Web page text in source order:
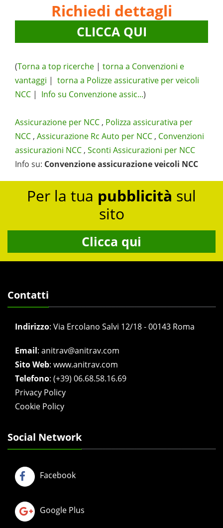
Richiedi dettagli
CLICCA QUI
(Torna a top ricerche | torna a Convenzioni e
vantaggi | torna a Polizze assicurative per veicoli
NCC | Info su Convenzione assic...)
Assicurazione per NCC , Polizza assicurativa per
NCC , Assicurazione Rc Auto per NCC , Convenzioni
assicurazioni NCC , Sconti Assicurazioni per NCC
Info su: Convenzione assicurazione veicoli NCC
Per la tua pubblicità sul
sito
Clicca qui
Contatti
Indirizzo: Via Ercolano Salvi 12/18 - 00143 Roma
Email: anitrav@anitrav.com
Sito Web: www.anitrav.com
Telefono: (+39) 06.68.58.16.69
Privacy Policy
Cookie Policy
Social Network
Facebook
Google Plus